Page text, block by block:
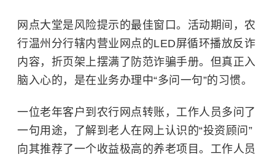
网点大堂是风险提示的最佳窗口。活动期间，农
行温州分行辖内营业网点的LED屏循环播放反诈
内容，折页架上摆满了防范诈骗手册。但真正入
脑入心的，是在业务办理中“多问一句”的习惯。
一位老年客户到农行网点转账，工作人员多问了
一句用途，了解到老人在网上认识的“投资顾问”
向其推荐了一个收益极高的养老项目。工作人员